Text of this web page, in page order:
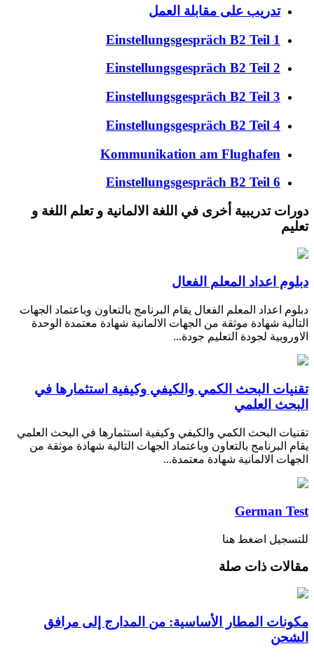
تدريب على مقابلة العمل
Einstellungsgespräch B2 Teil 1
Einstellungsgespräch B2 Teil 2
Einstellungsgespräch B2 Teil 3
Einstellungsgespräch B2 Teil 4
Kommunikation am Flughafen
Einstellungsgespräch B2 Teil 6
دورات تدريبية أخرى في اللغة الالمانية و تعلم اللغة و
تعليم
دبلوم اعداد المعلم الفعال
دبلوم اعداد المعلم الفعال يقام البرنامج بالتعاون وباعتماد الجهات
التالية شهادة موثقة من الجهات الالمانية شهادة معتمدة الوحدة
الاوروبية لجودة التعليم جودة...
تقنيات البحث الكمي والكيفي وكيفية استثمارها في
البحث العلمي
تقنيات البحث الكمي والكيفي وكيفية استثمارها في البحث العلمي
يقام البرنامج بالتعاون وباعتماد الجهات التالية شهادة موثقة من
الجهات الالمانية شهادة معتمدة...
German Test
للتسجيل اضغط هنا
مقالات ذات صلة
مكونات المطار الأساسية: من المدارج إلى مرافق
الشحن